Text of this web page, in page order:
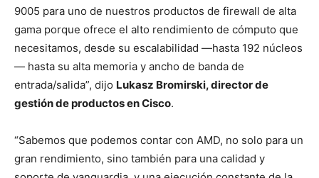
9005 para uno de nuestros productos de firewall de alta
gama porque ofrece el alto rendimiento de cómputo que
necesitamos, desde su escalabilidad —hasta 192 núcleos
— hasta su alta memoria y ancho de banda de
entrada/salida”, dijo Lukasz Bromirski, director de
gestión de productos en Cisco.
“Sabemos que podemos contar con AMD, no solo para un
gran rendimiento, sino también para una calidad y